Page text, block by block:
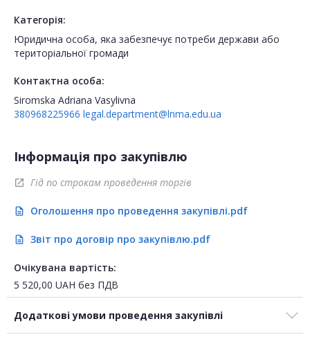
Категорія:
Юридична особа, яка забезпечує потреби держави або
територіальної громади
Контактна особа:
Siromska Adriana Vasylivna
380968225966 legal.department@lnma.edu.ua
Інформація про закупівлю
open_in_new Гід по строкам проведення торгів
description Оголошення про проведення закупівлі.pdf
description Звіт про договір про закупівлю.pdf
Очікувана вартість:
5 520,00 UAH без ПДВ
Додаткові умови проведення закупівлі